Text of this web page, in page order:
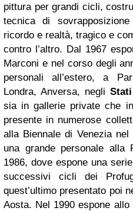
pittura per grandi cicli,
tecnica di
ricordo e realtà, tragico e
contro l’altro. Dal 1967
Marconi e nel corso degli
personali all’estero, a
Londra, Anversa, negli
sia in gallerie private che
presente in numerose
alla Biennale di Venezia
una grande personale alla
1986, dove espone una
successivi cicli dei
quest’ultimo presentato poi
Aosta. Nel 1990 espone